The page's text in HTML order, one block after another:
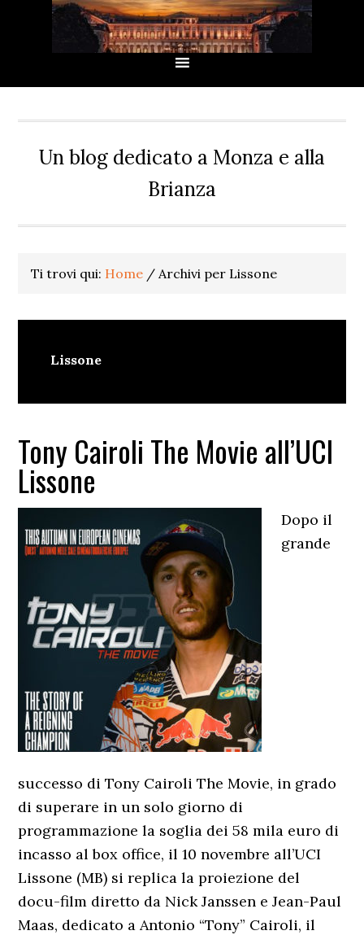
Un blog dedicato a Monza e alla
Brianza
Ti trovi qui: Home / Archivi per Lissone
Lissone
Tony Cairoli The Movie all’UCI
Lissone
Dopo il
grande
successo di Tony Cairoli The Movie, in grado
di superare in un solo giorno di
programmazione la soglia dei 58 mila euro di
incasso al box office, il 10 novembre all’UCI
Lissone (MB) si replica la proiezione del
docu-film diretto da Nick Janssen e Jean-Paul
Maas, dedicato a Antonio “Tony” Cairoli, il